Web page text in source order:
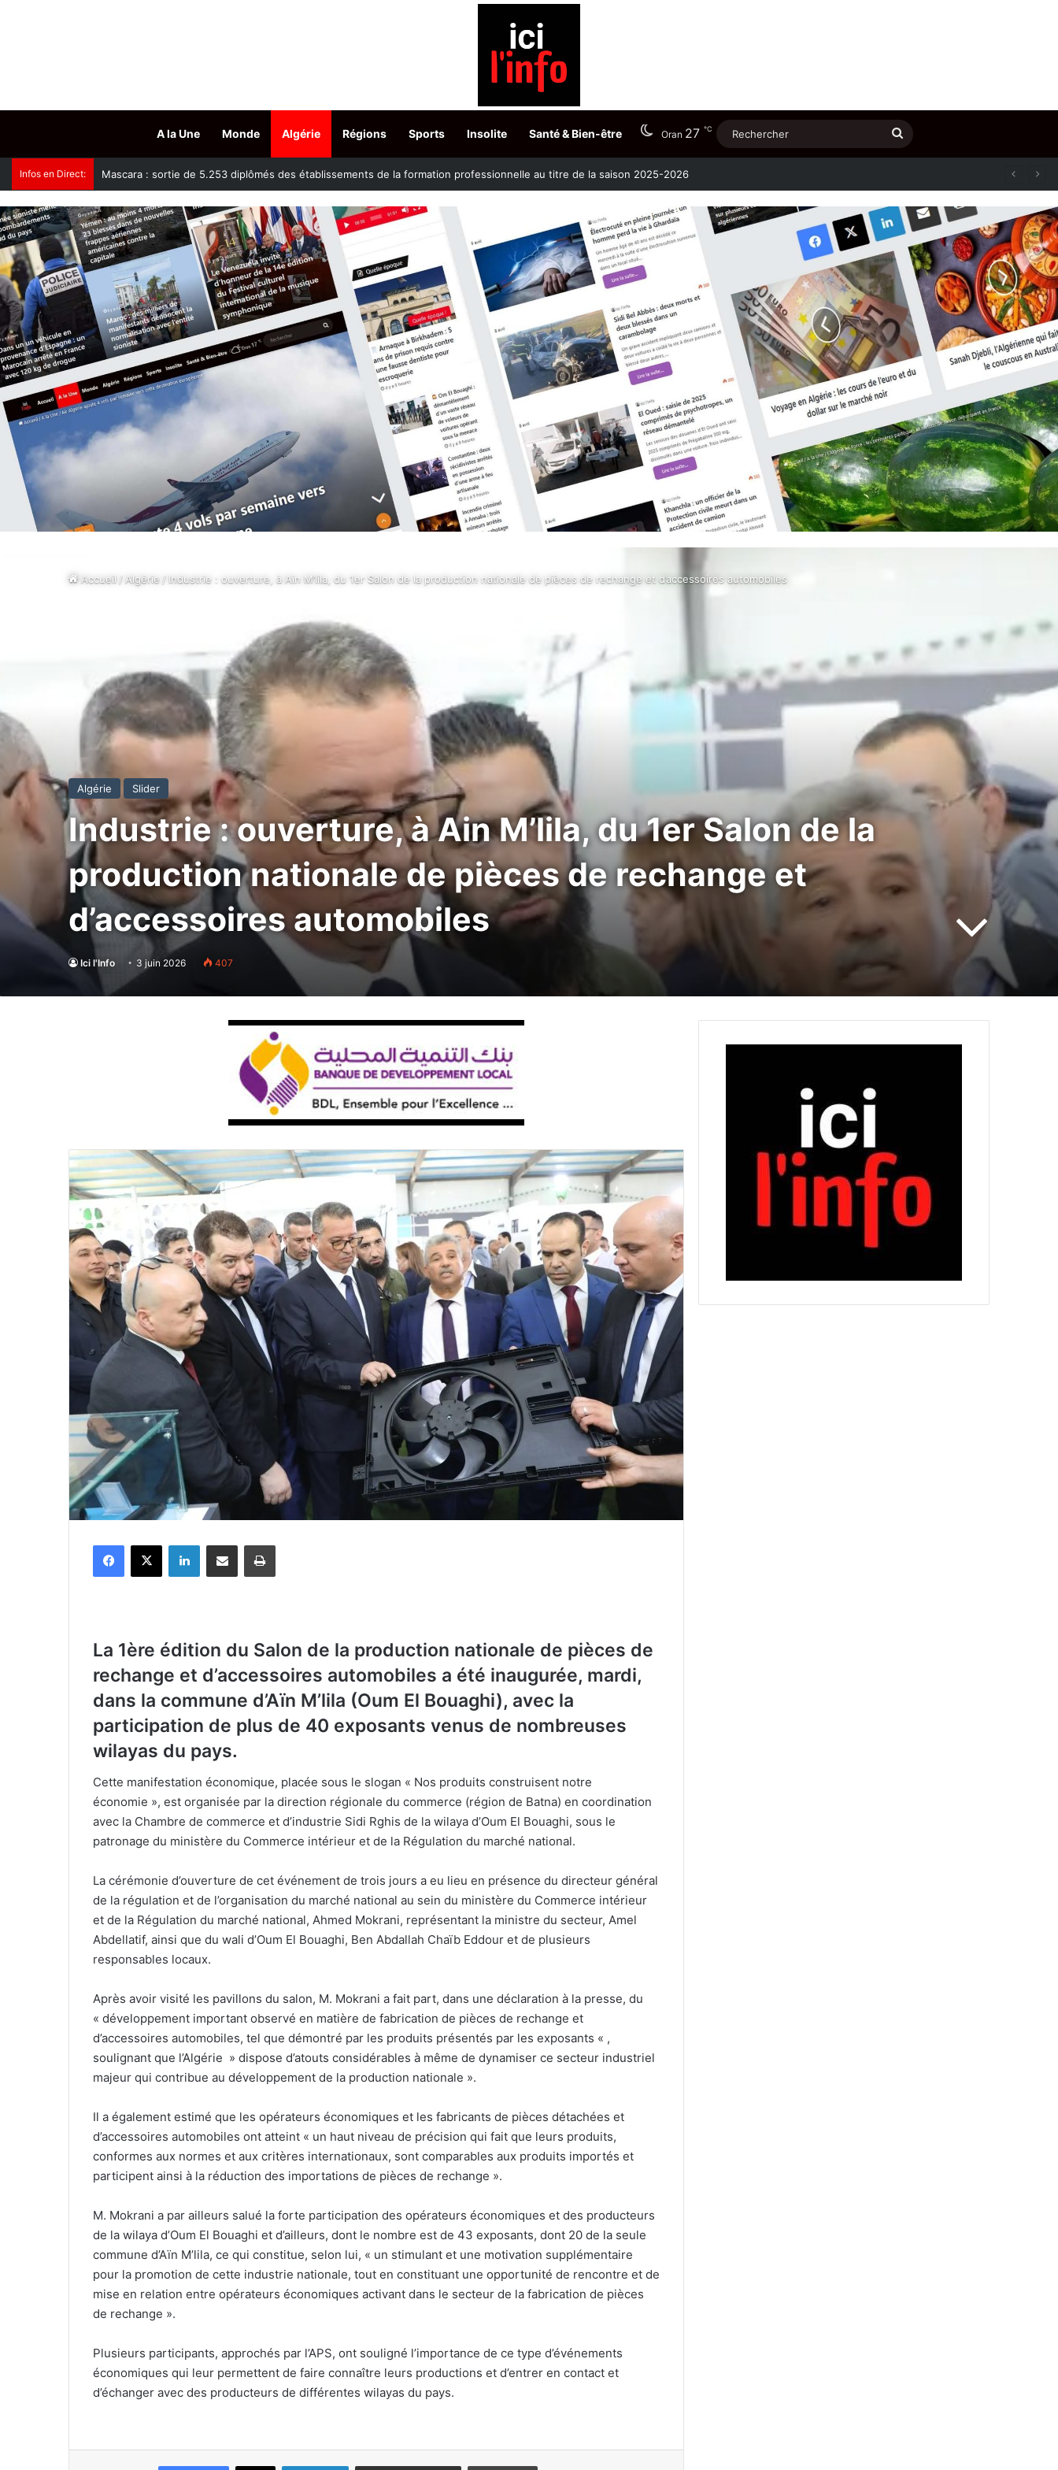
A la Une Monde Algérie Régions Sports Insolite Santé & Bien-être Oran 27 ℃ Rechercher
Infos en Direct: Tissemsilt : plus de 15.500 têtes d’ovins vaccinés contre la clavelée
Accueil / Algérie/Industrie : ouverture, à Ain M’lila, du 1er Salon de la production nationale de pièces de rechange et d’accessoires automobiles
Algérie Slider
Industrie : ouverture, à Ain M’lila, du 1er Salon de la
production nationale de pièces de rechange et
d’accessoires automobiles
Ici l'Info 3 juin 2026 407
La 1ère édition du Salon de la production nationale de pièces de
rechange et d’accessoires automobiles a été inaugurée, mardi,
dans la commune d’Aïn M’lila (Oum El Bouaghi), avec la
participation de plus de 40 exposants venus de nombreuses
wilayas du pays.
Cette manifestation économique, placée sous le slogan « Nos produits construisent notre
économie », est organisée par la direction régionale du commerce (région de Batna) en coordination
avec la Chambre de commerce et d’industrie Sidi Rghis de la wilaya d’Oum El Bouaghi, sous le
patronage du ministère du Commerce intérieur et de la Régulation du marché national.
La cérémonie d’ouverture de cet événement de trois jours a eu lieu en présence du directeur général
de la régulation et de l’organisation du marché national au sein du ministère du Commerce intérieur
et de la Régulation du marché national, Ahmed Mokrani, représentant la ministre du secteur, Amel
Abdellatif, ainsi que du wali d’Oum El Bouaghi, Ben Abdallah Chaïb Eddour et de plusieurs
responsables locaux.
Après avoir visité les pavillons du salon, M. Mokrani a fait part, dans une déclaration à la presse, du
« développement important observé en matière de fabrication de pièces de rechange et
d’accessoires automobiles, tel que démontré par les produits présentés par les exposants « ,
soulignant que l’Algérie » dispose d’atouts considérables à même de dynamiser ce secteur industriel
majeur qui contribue au développement de la production nationale ».
Il a également estimé que les opérateurs économiques et les fabricants de pièces détachées et
d’accessoires automobiles ont atteint « un haut niveau de précision qui fait que leurs produits,
conformes aux normes et aux critères internationaux, sont comparables aux produits importés et
participent ainsi à la réduction des importations de pièces de rechange ».
M. Mokrani a par ailleurs salué la forte participation des opérateurs économiques et des producteurs
de la wilaya d’Oum El Bouaghi et d’ailleurs, dont le nombre est de 43 exposants, dont 20 de la seule
commune d’Aïn M’lila, ce qui constitue, selon lui, « un stimulant et une motivation supplémentaire
pour la promotion de cette industrie nationale, tout en constituant une opportunité de rencontre et de
mise en relation entre opérateurs économiques activant dans le secteur de la fabrication de pièces
de rechange ».
Plusieurs participants, approchés par l’APS, ont souligné l’importance de ce type d’événements
économiques qui leur permettent de faire connaître leurs productions et d’entrer en contact et
d’échanger avec des producteurs de différentes wilayas du pays.
Tiaret : six morts dans une violente
camion
Constantine : des équipes mobilisées
pour soutenir les familles des victimes
du drame routier
Relizane : plus de 13 quintaux de
Ligue 1 Mobilis : le calendrier officiel
Armée, un bouclier protecteur et un